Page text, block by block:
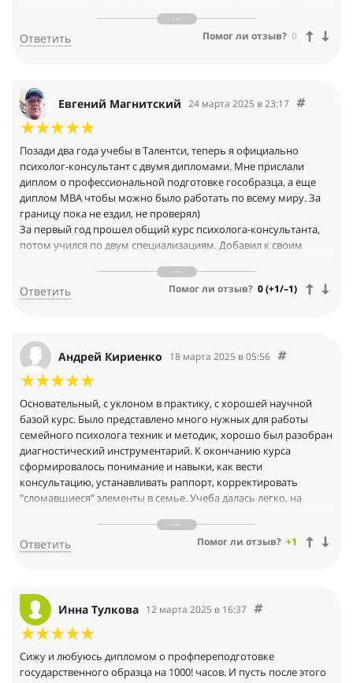
прекрасное время)
Ответить Помог ли отзыв? 0
Евгений Магнитский 24 марта 2025 в 23:17
Позади два года учебы в Талентси, теперь я официально
психолог-консультант с двумя дипломами. Мне прислали
диплом о профессиональной подготовке гособразца, а еще
диплом MBA чтобы можно было работать по всему миру. За
границу пока не ездил, не проверял)
За первый год прошел общий курс психолога-консультанта,
потом учился по двум специализациям. Добавил к своим
Такой микс для работы считаю оптимальным, спокойно
работаю с большим перечнем запросов. Из моей практики
техники отрабатывали в группе, первых клиентов мне
предложил университет. И отдельное спасибо за групповые
супервизии, помощь коллег и взгляд со стороны просто
неоценимы.
Ответить Помог ли отзыв? 0 (+1/–1)
Андрей Кириенко 18 марта 2025 в 05:56
Основательный, с уклоном в практику, с хорошей научной
базой курс. Было представлено много нужных для работы
семейного психолога техник и методик, хорошо был разобран
диагностический инструментарий. К окончанию курса
сформировалось понимание и навыки, как вести
консультацию, устанавливать раппорт, корректировать
"сломавшиеся" элементы в семье. Учеба далась легко, на
было обещано, нам организовали выпускной в Москве,
дипломы вручали в торжественной обстановке.
Ответить Помог ли отзыв? +1
Инна Тулкова 12 марта 2025 в 16:37
Сижу и любуюсь дипломом о профпереподготовке
государственного образца на 1000! часов. И пусть после этого